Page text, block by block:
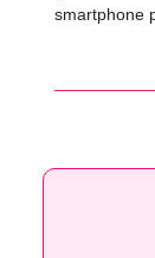
smartphone